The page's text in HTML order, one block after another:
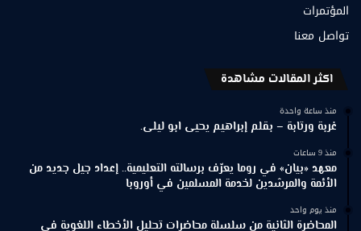
المؤتمرات
تواصل معنا
اكثر المقالات مشاهدة
منذ ساعة واحدة
غربة ورتابة – بقلم إبراهيم يحيى ابو ليلى.
منذ 9 ساعات
معهد «بيان» في روما يعرّف برسالته التعليمية.. إعداد جيل جديد من
الأئمة والمرشدين لخدمة المسلمين في أوروبا
منذ يوم واحد
المحاضرة الثانية من سلسلة محاضرات تحليل الأخطاء اللغوية في